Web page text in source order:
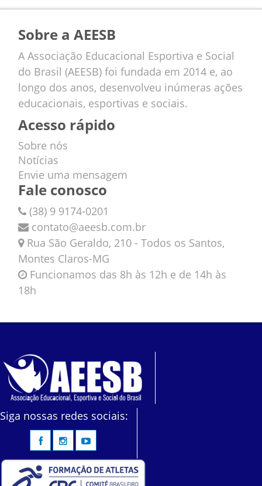
Sobre a AEESB
A Associação Educacional Esportiva e Social
do Brasil (AEESB) foi fundada em 2014 e, ao
longo dos anos, desenvolveu inúmeras ações
educacionais, esportivas e sociais.
Acesso rápido
Sobre nós
Notícias
Envie uma mensagem
Fale conosco
(38) 9 9174-0201
contato@aeesb.com.br
Rua São Geraldo, 210 - Todos os Santos,
Montes Claros-MG
Funcionamos das 8h às 12h e de 14h às
18h
Siga nossas redes sociais: